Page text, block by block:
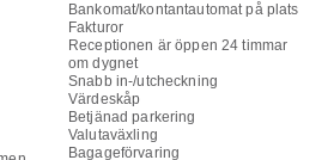
Bankomat/kontantautomat på plats
Fakturor
Receptionen är öppen 24 timmar
om dygnet
Snabb in-/utcheckning
Värdeskåp
Betjänad parkering
Valutaväxling
Bagageförvaring